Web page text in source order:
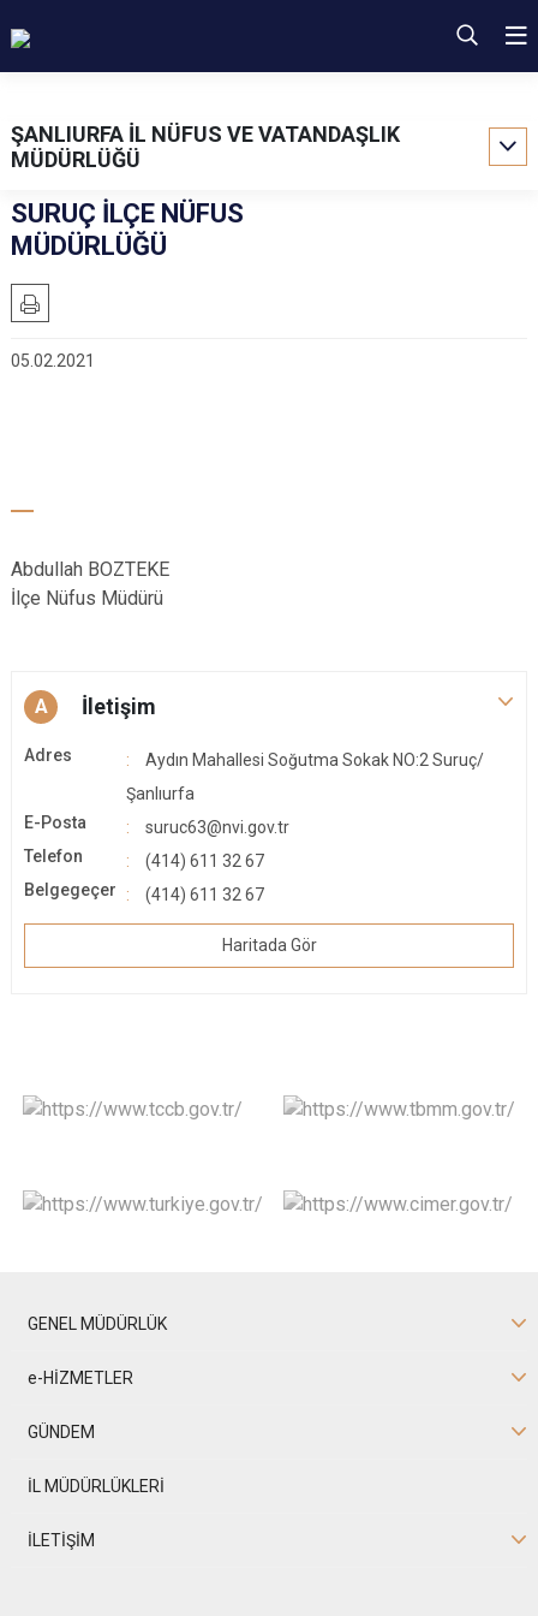
ŞANLIURFA İL NÜFUS VE VATANDAŞLIK
MÜDÜRLÜĞÜ
SURUÇ İLÇE NÜFUS
MÜDÜRLÜĞÜ
05.02.2021
Abdullah BOZTEKE
İlçe Nüfus Müdürü
A İletişim
Adres
Aydın Mahallesi Soğutma Sokak NO:2 Suruç/
Şanlıurfa
E-Posta
suruc63@nvi.gov.tr
Telefon
(414) 611 32 67
Belgegeçer
(414) 611 32 67
Haritada Gör
GENEL MÜDÜRLÜK
e-HİZMETLER
GÜNDEM
İL MÜDÜRLÜKLERİ
İLETİŞİM